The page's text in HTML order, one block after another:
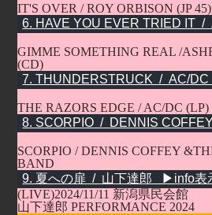
IT'S OVER / ROY ORBISON (JP 45)
GIMME SOMETHING REAL /
(CD)
THE RAZORS EDGE / AC/DC (LP)
SCORPIO / DENNIS COFFEY
BAND
(LIVE)2024/11/11 新潟県民会館
山下達郎 PERFORMANCE 2024